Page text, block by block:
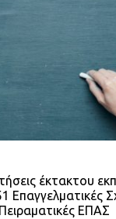
έκτακτου
Επαγγελματικές
ΕΠΑΣ